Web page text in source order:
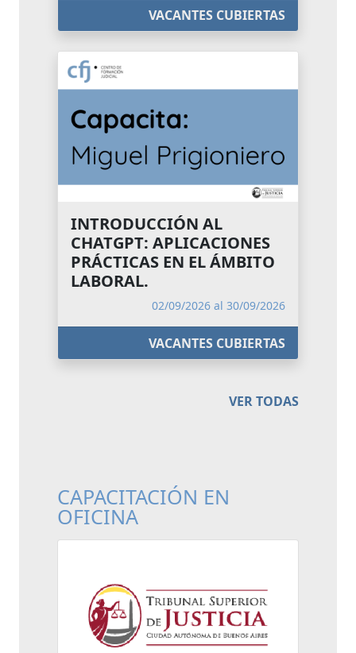
VACANTES CUBIERTAS
INTRODUCCIÓN AL
CHATGPT: APLICACIONES
PRÁCTICAS EN EL ÁMBITO
LABORAL.
02/09/2026 al 30/09/2026
VACANTES CUBIERTAS
VER TODAS
CAPACITACIÓN EN
OFICINA